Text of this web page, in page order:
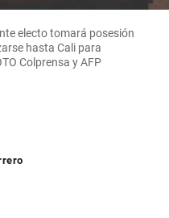
electo tomará posesión
hasta Cali para
Colprensa y AFP